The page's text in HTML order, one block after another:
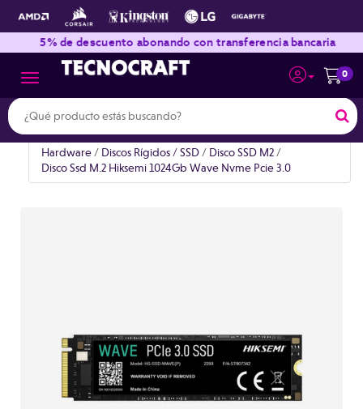
0
Toggle navigation
5% de descuento abonando con transferencia bancaria
Hardware / Discos Rígidos / SSD / Disco SSD M2 /
Disco Ssd M.2 Hiksemi 1024Gb Wave Nvme Pcie 3.0